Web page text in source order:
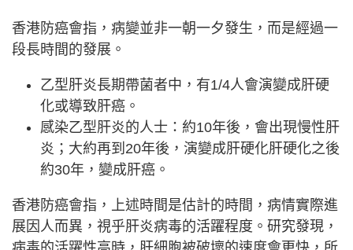
香港防癌會指，病變並非一朝一夕發生，而是經過一
段長時間的發展。
乙型肝炎長期帶菌者中，有1/4人會演變成肝硬
化或導致肝癌。
感染乙型肝炎的人士：約10年後，會出現慢性肝
炎；大約再到20年後，演變成肝硬化肝硬化之後
約30年，變成肝癌。
香港防癌會指，上述時間是估計的時間，病情實際進
展因人而異，視乎肝炎病毒的活躍程度。研究發現，